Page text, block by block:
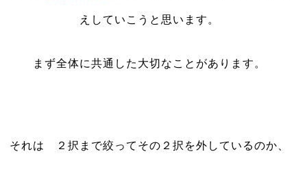
えしていこうと思います。
まず全体に共通した大切なことがあります。
それは ２択まで絞ってその２択を外しているのか、